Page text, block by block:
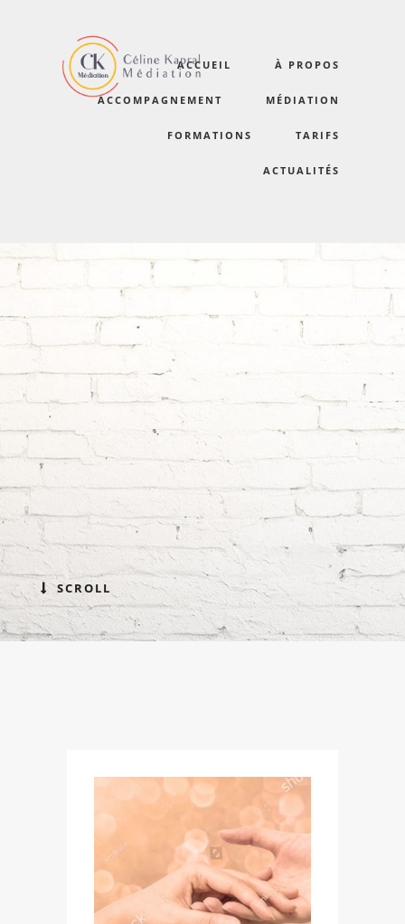
ACCUEIL À PROPOS
ACCOMPAGNEMENT MÉDIATION
FORMATIONS TARIFS
ACTUALITÉS
accompagnement
 SCROLL